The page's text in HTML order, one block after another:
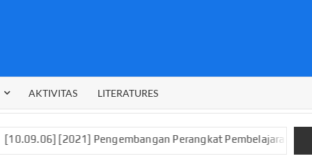
AKTIVITAS LITERATURES
Pengembangan Perangkat Pembelajaran Digital